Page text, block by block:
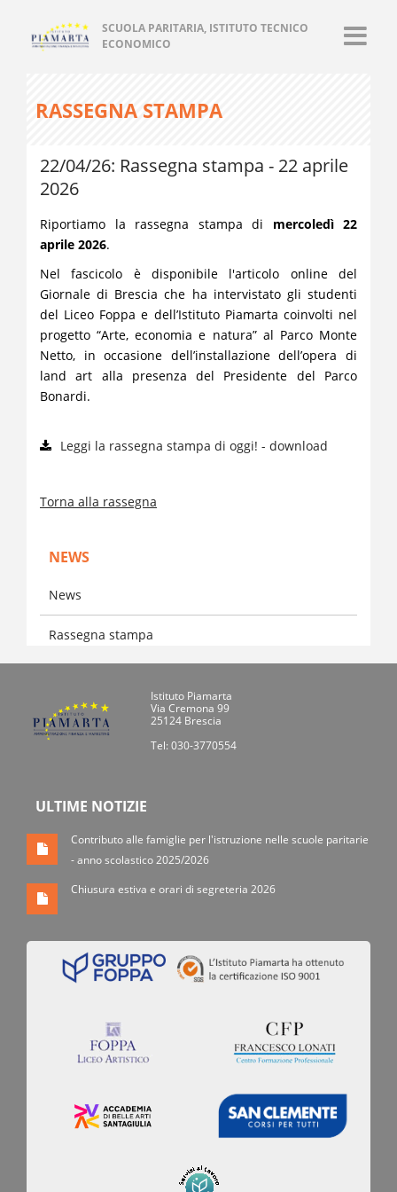
SCUOLA PARITARIA, ISTITUTO TECNICO
ECONOMICO
RASSEGNA STAMPA
22/04/26: Rassegna stampa - 22 aprile
2026
Riportiamo la rassegna stampa di mercoledì 22
aprile 2026.
Nel fascicolo è disponibile l'articolo online del
Giornale di Brescia che ha intervistato gli studenti
del Liceo Foppa e dell’Istituto Piamarta coinvolti nel
progetto “Arte, economia e natura” al Parco Monte
Netto, in occasione dell’installazione dell’opera di
land art alla presenza del Presidente del Parco
Bonardi.
Leggi la rassegna stampa di oggi! - download
Torna alla rassegna
NEWS
News
Rassegna stampa
Istituto Piamarta
Via Cremona 99
25124 Brescia
Tel: 030-3770554
ULTIME NOTIZIE
Contributo alle famiglie per l'istruzione nelle scuole paritarie
- anno scolastico 2025/2026
Chiusura estiva e orari di segreteria 2026